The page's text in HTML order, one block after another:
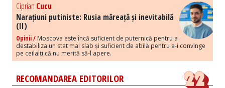
Ciprian Cucu
Narațiuni putiniste: Rusia măreață și inevitabilă
(II)
Opinii / Moscova este încă suficient de puternică pentru a
destabiliza un stat mai slab și suficient de abilă pentru a-i convinge
pe ceilalți că nu merită să-l apere.
RECOMANDAREA EDITORILOR